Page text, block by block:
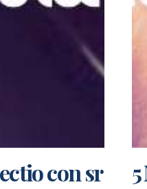
con sr